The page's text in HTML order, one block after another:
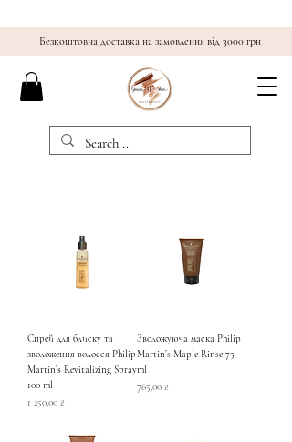
Безкоштовна доставка на замовлення від 3000 грн
Спрей для блиску та
зволоження волосся Philip
Martin’s Revitalizing Spray
100 ml
Ціна
1 250,00 ₴
Зволожуюча маска Philip
Martin’s Maple Rinse 75
ml
Ціна
765,00 ₴